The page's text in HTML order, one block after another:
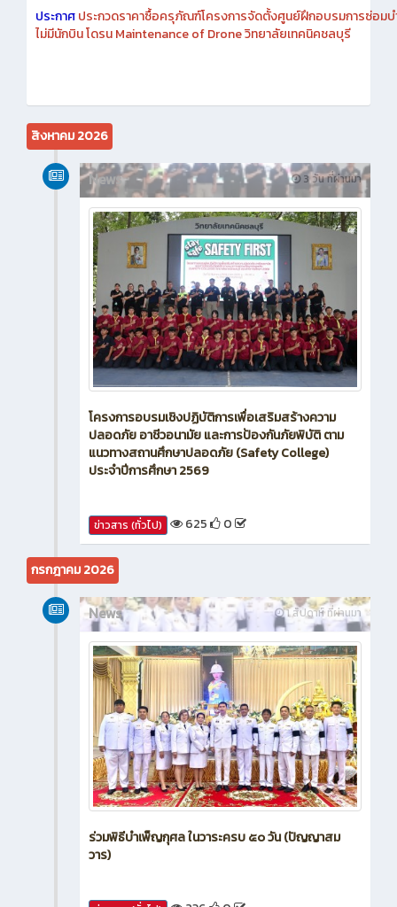
ประกาศประกวดราคาซื้อครุภัณฑ์โครงการจัดตั้งศูนย์ฝึกอบรมการซ่อมบ
ไม่มีนักบิน โดรน Maintenance of Drone วิทยาลัยเทคนิคชลบุรี
สิงหาคม 2026
3 วัน ที่ผ่านมา
News
โครงการอบรมเชิงปฏิบัติการเพื่อเสริมสร้างความ
ปลอดภัย อาชีวอนามัย และการป้องกันภัยพิบัติ ตาม
แนวทางสถานศึกษาปลอดภัย (Safety College)
ประจำปีการศึกษา 2569
ข่าวสาร (ทั่วไป) 625 0
กรกฎาคม 2026
1 สัปดาห์ ที่ผ่านมา
News
ร่วมพิธีบำเพ็ญกุศล ในวาระครบ ๕๐ วัน (ปัญญาสม
วาร)